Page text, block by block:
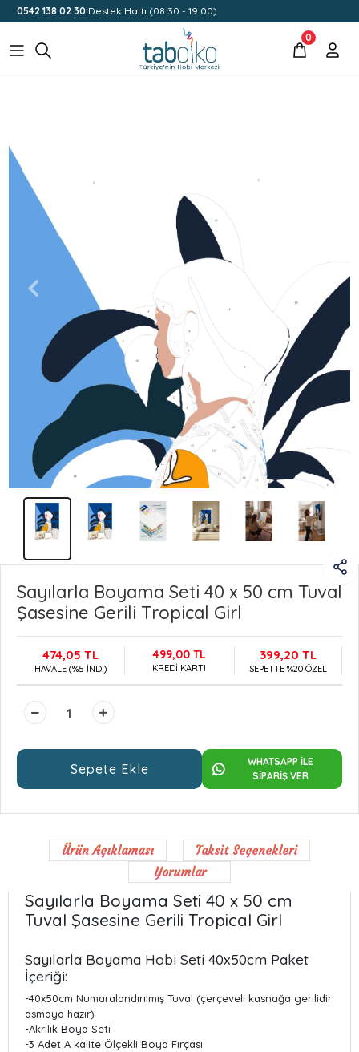
0542 138 02 30:Destek Hattı (08:30 - 19:00)
0
Sayılarla Boyama Seti 40 x 50 cm Tuval
Şasesine Gerili Tropical Girl
474,05 TL
HAVALE (%5 İND.)
499,00 TL
KREDİ KARTI
399,20 TL
SEPETTE %20 ÖZEL
Sepete Ekle
WHATSAPP İLE
SİPARİŞ VER
Ürün Açıklaması
Taksit Seçenekleri
Yorumlar
Sayılarla Boyama Seti 40 x 50 cm
Tuval Şasesine Gerili Tropical Girl
Sayılarla Boyama Hobi Seti 40x50cm Paket
İçeriği:
-40x50cm Numaralandırılmış Tuval (çerçeveli kasnağa gerilidir
asmaya hazır)
-Akrilik Boya Seti
-3 Adet A kalite Ölçekli Boya Fırçası